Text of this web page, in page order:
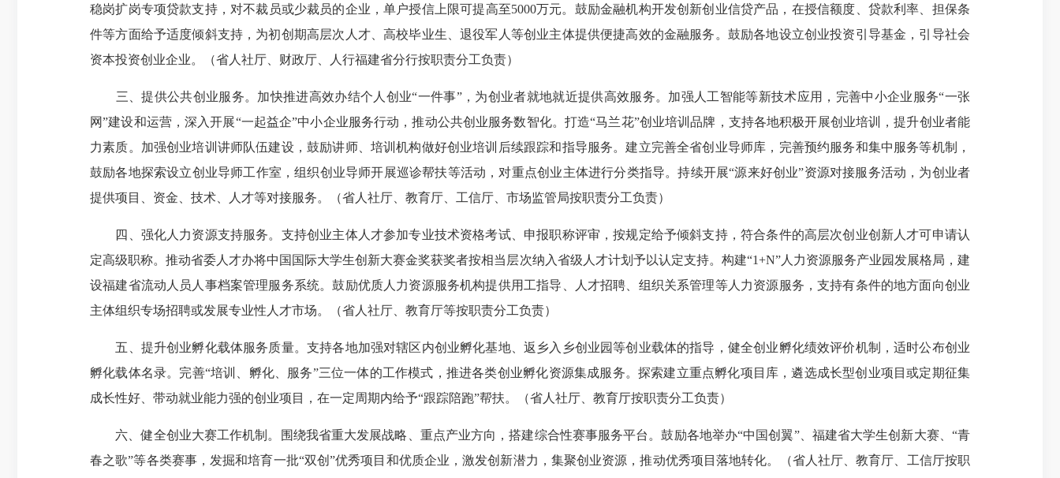
稳岗扩岗专项贷款支持，对不裁员或少裁员的企业，单户授信上限可提高至5000万元。鼓励金融机构开发创新创业信贷产品，在授信额度、贷款利率、担保条
件等方面给予适度倾斜支持，为初创期高层次人才、高校毕业生、退役军人等创业主体提供便捷高效的金融服务。鼓励各地设立创业投资引导基金，引导社会
资本投资创业企业。（省人社厅、财政厅、人行福建省分行按职责分工负责）
三、提供公共创业服务。加快推进高效办结个人创业“一件事”，为创业者就地就近提供高效服务。加强人工智能等新技术应用，完善中小企业服务“一张
网”建设和运营，深入开展“一起益企”中小企业服务行动，推动公共创业服务数智化。打造“马兰花”创业培训品牌，支持各地积极开展创业培训，提升创业者能
力素质。加强创业培训讲师队伍建设，鼓励讲师、培训机构做好创业培训后续跟踪和指导服务。建立完善全省创业导师库，完善预约服务和集中服务等机制，
鼓励各地探索设立创业导师工作室，组织创业导师开展巡诊帮扶等活动，对重点创业主体进行分类指导。持续开展“源来好创业”资源对接服务活动，为创业者
提供项目、资金、技术、人才等对接服务。（省人社厅、教育厅、工信厅、市场监管局按职责分工负责）
四、强化人力资源支持服务。支持创业主体人才参加专业技术资格考试、申报职称评审，按规定给予倾斜支持，符合条件的高层次创业创新人才可申请认
定高级职称。推动省委人才办将中国国际大学生创新大赛金奖获奖者按相当层次纳入省级人才计划予以认定支持。构建“1+N”人力资源服务产业园发展格局，建
设福建省流动人员人事档案管理服务系统。鼓励优质人力资源服务机构提供用工指导、人才招聘、组织关系管理等人力资源服务，支持有条件的地方面向创业
主体组织专场招聘或发展专业性人才市场。（省人社厅、教育厅等按职责分工负责）
五、提升创业孵化载体服务质量。支持各地加强对辖区内创业孵化基地、返乡入乡创业园等创业载体的指导，健全创业孵化绩效评价机制，适时公布创业
孵化载体名录。完善“培训、孵化、服务”三位一体的工作模式，推进各类创业孵化资源集成服务。探索建立重点孵化项目库，遴选成长型创业项目或定期征集
成长性好、带动就业能力强的创业项目，在一定周期内给予“跟踪陪跑”帮扶。（省人社厅、教育厅按职责分工负责）
六、健全创业大赛工作机制。围绕我省重大发展战略、重点产业方向，搭建综合性赛事服务平台。鼓励各地举办“中国创翼”、福建省大学生创新大赛、“青
春之歌”等各类赛事，发掘和培育一批“双创”优秀项目和优质企业，激发创新潜力，集聚创业资源，推动优秀项目落地转化。（省人社厅、教育厅、工信厅按职